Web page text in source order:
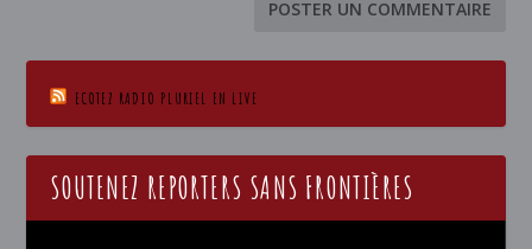
ECOTEZ RADIO PLURIEL EN LIVE
SOUTENEZ REPORTERS SANS FRONTIÈRES